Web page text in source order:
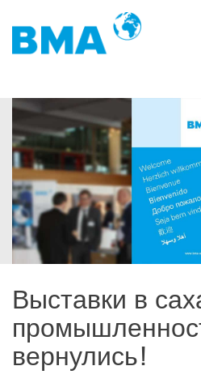
Выставки в
вернулись!